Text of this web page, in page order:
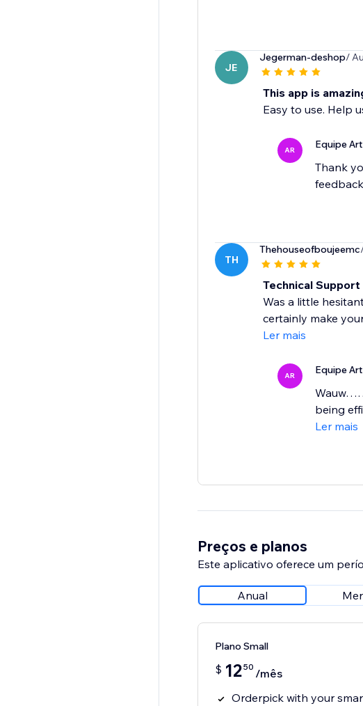
JE
Jegerman-deshop/
This app is
Easy to use. Help
AR Equipe
Thank
TH
Thehouseofboujeemc
Technical
Was a little
certainly make
Ler mais
AR Equipe
being
Ler mais
Preços e planos
Este aplicativo oferece um
Anual
Plano Small
$ 1250 /mês
Orderpick with your